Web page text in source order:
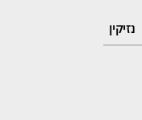
נזיקין